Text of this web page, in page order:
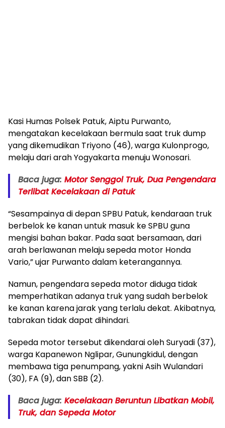
Kasi Humas Polsek Patuk, Aiptu Purwanto,
mengatakan kecelakaan bermula saat truk dump
yang dikemudikan Triyono (46), warga Kulonprogo,
melaju dari arah Yogyakarta menuju Wonosari.
Baca juga: Motor Senggol Truk, Dua Pengendara
Terlibat Kecelakaan di Patuk
“Sesampainya di depan SPBU Patuk, kendaraan truk
berbelok ke kanan untuk masuk ke SPBU guna
mengisi bahan bakar. Pada saat bersamaan, dari
arah berlawanan melaju sepeda motor Honda
Vario,” ujar Purwanto dalam keterangannya.
Namun, pengendara sepeda motor diduga tidak
memperhatikan adanya truk yang sudah berbelok
ke kanan karena jarak yang terlalu dekat. Akibatnya,
tabrakan tidak dapat dihindari.
Sepeda motor tersebut dikendarai oleh Suryadi (37),
warga Kapanewon Nglipar, Gunungkidul, dengan
membawa tiga penumpang, yakni Asih Wulandari
(30), FA (9), dan SBB (2).
Baca juga: Kecelakaan Beruntun Libatkan Mobil,
Truk, dan Sepeda Motor